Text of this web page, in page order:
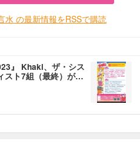
水 の最新情報をRSSで購読
』 Khaki、ザ・シス
スト7組（最終）が…